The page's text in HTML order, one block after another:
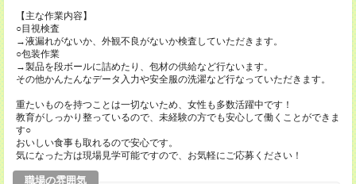
【主な作業内容】
○目視検査
→液漏れがないか、外観不良がないか検査していただきます。
○包装作業
→製品を段ボールに詰めたり、包材の供給など行ないます。
その他かんたんなデータ入力や安全服の洗濯など行なっていただきます。
重たいものを持つことは一切ないため、女性も多数活躍中です！
教育がしっかり整っているので、未経験の方でも安心して働くことができま
す○
おいしい食事も取れるので安心です。
気になった方は現場見学可能ですので、お気軽にご応募ください！
職場の雰囲気